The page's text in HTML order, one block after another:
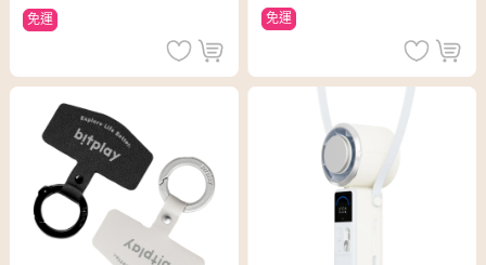
免運
免運